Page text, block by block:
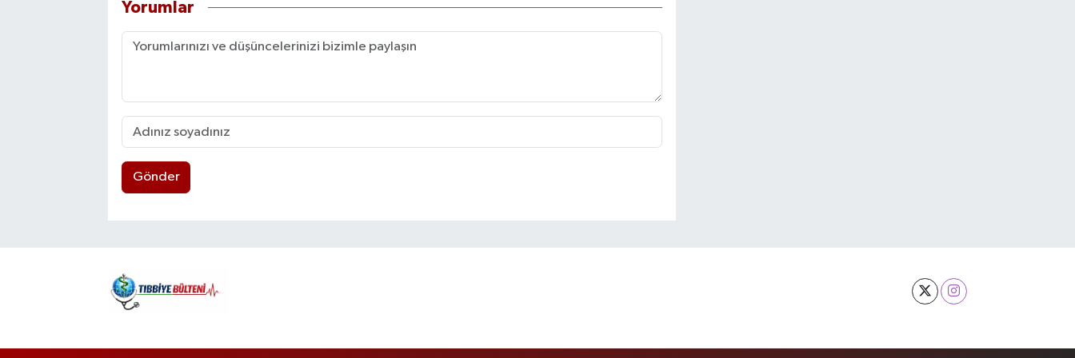
”Tıp Terimleri Karşılıklar Kılavuzu” android telefon uygulaması editörlüğünü
yapmaktadır. Evli, bir kız ve bir erkek çocuk babasıdır.
Yorumlar
Gönder